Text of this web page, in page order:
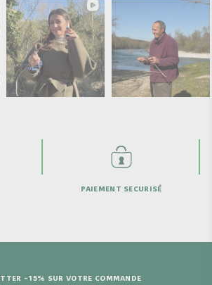
PAIEMENT SECURISÉ
LIVRAISON
-15% SUR VOTRE COMMANDE